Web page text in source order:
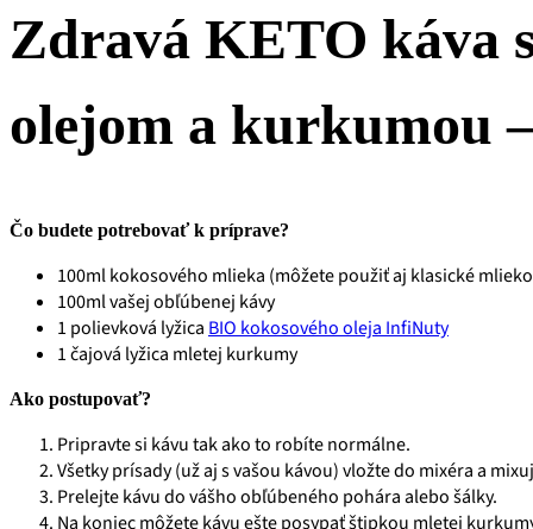
Zdravá KETO káva
olejom a kurkumou
Čo budete potrebovať k príprave?
100ml kokosového mlieka (môžete použiť aj klasické
100ml vašej obľúbenej kávy
1 polievková lyžica BIO kokosového oleja InfiNuty
1 čajová lyžica mletej kurkumy
Ako postupovať?
Pripravte si kávu tak ako to robíte normálne.
Všetky prísady (už aj s vašou kávou) vložte do mixéra a
Prelejte kávu do vášho obľúbeného pohára alebo šálky.
Na koniec môžete kávu ešte posypať štipkou mletej